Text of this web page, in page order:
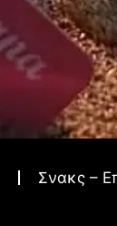
Σνακς –